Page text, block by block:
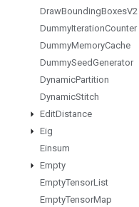
DrawBoundingBoxesV2
DummyIterationCounter
DummyMemoryCache
DummySeedGenerator
DynamicPartition
DynamicStitch
EditDistance
Eig
Einsum
Empty
EmptyTensorList
EmptyTensorMap